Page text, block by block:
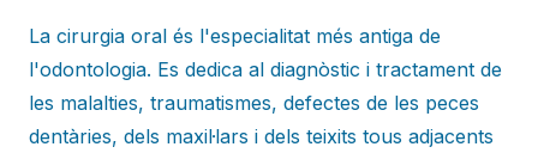
La cirurgia oral és l'especialitat més antiga de
l'odontologia. Es dedica al diagnòstic i tractament de
les malalties, traumatismes, defectes de les peces
dentàries, dels maxil·lars i dels teixits tous adjacents